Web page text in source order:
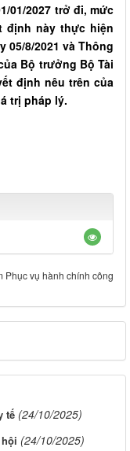
01/2027 trở đi, mức
định này thực hiện
05/8/2021 và Thông
Bộ trưởng Bộ Tài
định nêu trên của
trị pháp lý.
Phục vụ hành chính công
tế (24/10/2025)
(24/10/2025)